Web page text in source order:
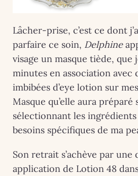
Lâcher-prise, c’est ce dont
parfaire ce soin, Delphine
visage un masque tiède, que
minutes en association avec
imbibées d’eye lotion sur
Masque qu’elle aura préparé
sélectionnant les
besoins spécifiques de ma
Son retrait s’achève par une
application de Lotion 48